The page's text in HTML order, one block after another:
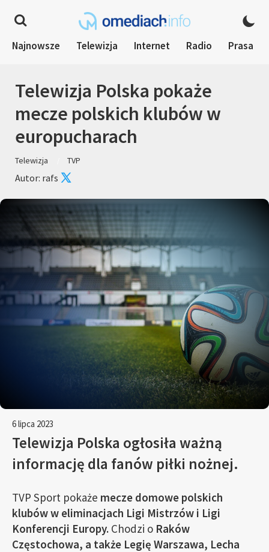
Najnowsze Telewizja Internet Radio Prasa
Telewizja Polska pokaże
mecze polskich klubów w
europucharach
Telewizja TVP
Autor: rafs
6 lipca 2023
Telewizja Polska ogłosiła ważną
informację dla fanów piłki nożnej.
TVP Sport pokaże mecze domowe polskich
klubów w eliminacjach Ligi Mistrzów i Ligi
Konferencji Europy. Chodzi o Raków
Częstochowa, a także Legię Warszawa, Lecha